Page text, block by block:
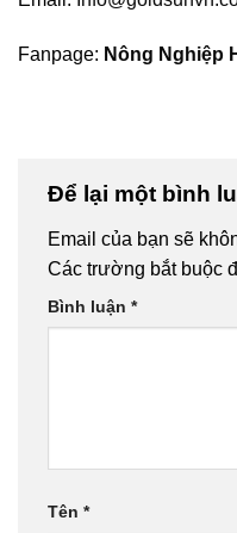
Fanpage: Nông Nghiệp
Để lại một bình
Email của bạn sẽ
Các trường bắt buộc
Bình luận *
Tên *